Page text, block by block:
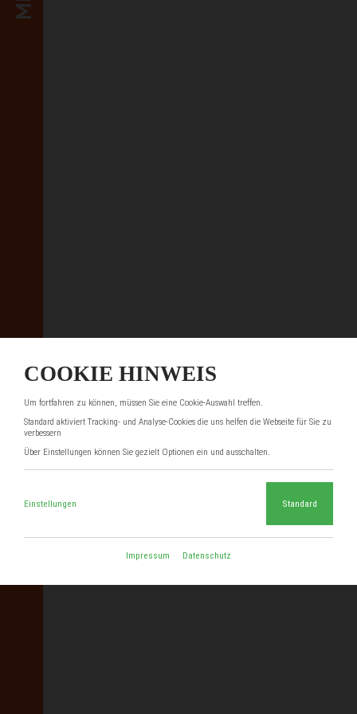
COOKIE HINWEIS
Um fortfahren zu können, müssen Sie eine Cookie-Auswahl treffen.
Standard aktiviert Tracking- und Analyse-Cookies die uns helfen die Webseite für Sie zu
verbessern
Über Einstellungen können Sie gezielt Optionen ein und ausschalten.
Einstellungen Standard
Impressum Datenschutz